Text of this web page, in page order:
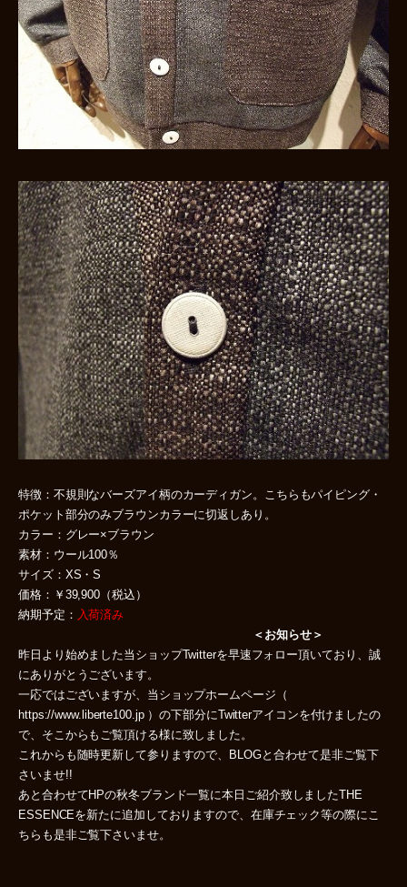
特徴：不規則なバーズアイ柄のカーディガン。こちらもパイピング・
ポケット部分のみブラウンカラーに切返しあり。
カラー：グレー×ブラウン
素材：ウール100％
サイズ：XS・S
価格：￥39,900（税込）
納期予定： 入荷済み
＜お知らせ＞
昨日より始めました当ショップTwitterを早速フォロー頂いており、誠
にありがとうございます。
一応ではございますが、当ショップホームページ（
https://www.liberte100.jp ）の下部分にTwitterアイコンを付けましたの
で、そこからもご覧頂ける様に致しました。
これからも随時更新して参りますので、BLOGと合わせて是非ご覧下
さいませ!!
あと合わせてHPの秋冬ブランド一覧に本日ご紹介致しましたTHE
ESSENCEを新たに追加しておりますので、在庫チェック等の際にこ
ちらも是非ご覧下さいませ。